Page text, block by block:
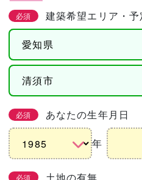
必須 建築希望エリア・予
必須 あなたの生年月日
年
必須